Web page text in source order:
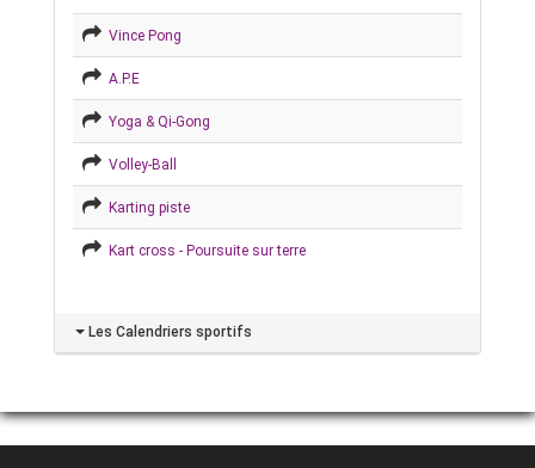
Vince Pong
A.P.E
Yoga & Qi-Gong
Volley-Ball
Karting piste
Kart cross - Poursuite sur terre
Les Calendriers sportifs